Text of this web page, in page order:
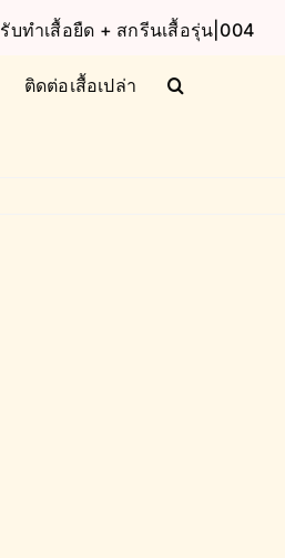
รับทำเสื้อยืด + สกรีนเสื้อรุ่น|004
ติดต่อเสื้อเปล่า